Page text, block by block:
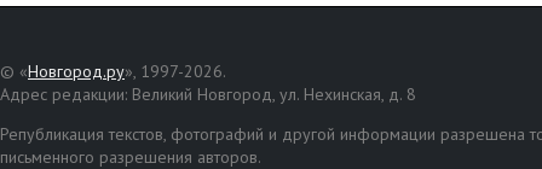
© «Новгород.ру», 1997-2026.
Адрес редакции: Великий Новгород, ул. Нехинская, д. 8
Републикация текстов, фотографий и другой информации разрешена
письменного разрешения авторов.